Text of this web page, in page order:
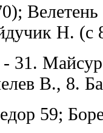
Н. (с
31.
В., 8.
59;